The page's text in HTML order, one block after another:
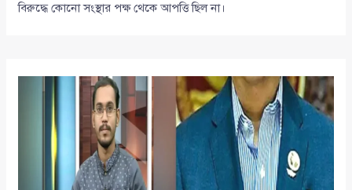
বিরুদ্ধে কোনো সংস্থার পক্ষ থেকে আপত্তি ছিল না।